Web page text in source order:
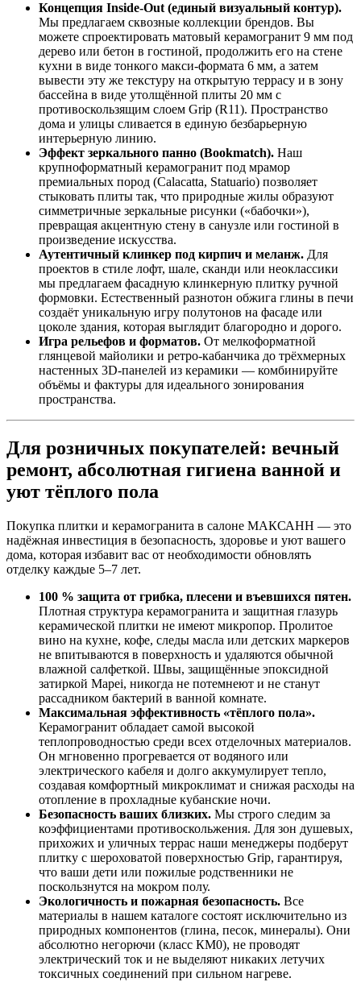
Концепция Inside‑Out (единый визуальный контур).
Мы предлагаем сквозные коллекции брендов. Вы
можете спроектировать матовый керамогранит 9 мм под
дерево или бетон в гостиной, продолжить его на стене
кухни в виде тонкого макси‑формата 6 мм, а затем
вывести эту же текстуру на открытую террасу и в зону
бассейна в виде утолщённой плиты 20 мм с
противоскользящим слоем Grip (R11). Пространство
дома и улицы сливается в единую безбарьерную
интерьерную линию.
Эффект зеркального панно (Bookmatch). Наш
крупноформатный керамогранит под мрамор
премиальных пород (Calacatta, Statuario) позволяет
стыковать плиты так, что природные жилы образуют
симметричные зеркальные рисунки («бабочки»),
превращая акцентную стену в санузле или гостиной в
произведение искусства.
Аутентичный клинкер под кирпич и меланж. Для
проектов в стиле лофт, шале, сканди или неоклассики
мы предлагаем фасадную клинкерную плитку ручной
формовки. Естественный разнотон обжига глины в печи
создаёт уникальную игру полутонов на фасаде или
цоколе здания, которая выглядит благородно и дорого.
Игра рельефов и форматов. От мелкоформатной
глянцевой майолики и ретро‑кабанчика до трёхмерных
настенных 3D‑панелей из керамики — комбинируйте
объёмы и фактуры для идеального зонирования
пространства.
Для розничных покупателей: вечный
ремонт, абсолютная гигиена ванной и
уют тёплого пола
Покупка плитки и керамогранита в салоне МАКСАНН — это
надёжная инвестиция в безопасность, здоровье и уют вашего
дома, которая избавит вас от необходимости обновлять
отделку каждые 5–7 лет.
100 % защита от грибка, плесени и въевшихся пятен.
Плотная структура керамогранита и защитная глазурь
керамической плитки не имеют микропор. Пролитое
вино на кухне, кофе, следы масла или детских маркеров
не впитываются в поверхность и удаляются обычной
влажной салфеткой. Швы, защищённые эпоксидной
затиркой Mapei, никогда не потемнеют и не станут
рассадником бактерий в ванной комнате.
Максимальная эффективность «тёплого пола».
Керамогранит обладает самой высокой
теплопроводностью среди всех отделочных материалов.
Он мгновенно прогревается от водяного или
электрического кабеля и долго аккумулирует тепло,
создавая комфортный микроклимат и снижая расходы на
отопление в прохладные кубанские ночи.
Безопасность ваших близких. Мы строго следим за
коэффициентами противоскольжения. Для зон душевых,
прихожих и уличных террас наши менеджеры подберут
плитку с шероховатой поверхностью Grip, гарантируя,
что ваши дети или пожилые родственники не
поскользнутся на мокром полу.
Экологичность и пожарная безопасность. Все
материалы в нашем каталоге состоят исключительно из
природных компонентов (глина, песок, минералы). Они
абсолютно негорючи (класс КМ0), не проводят
электрический ток и не выделяют никаких летучих
токсичных соединений при сильном нагреве.